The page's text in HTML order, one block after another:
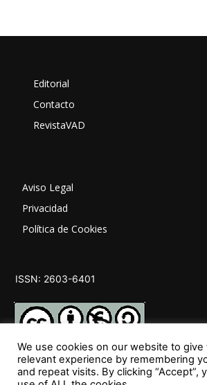
Editorial
Contacto
RevistaVAD
Aviso Legal
Privacidad
Política de Cookies
ISSN: 2603-6401
SÍGUENOS
We use cookies on our website to
relevant experience by remembering
and repeat visits. By clicking “Accept”,